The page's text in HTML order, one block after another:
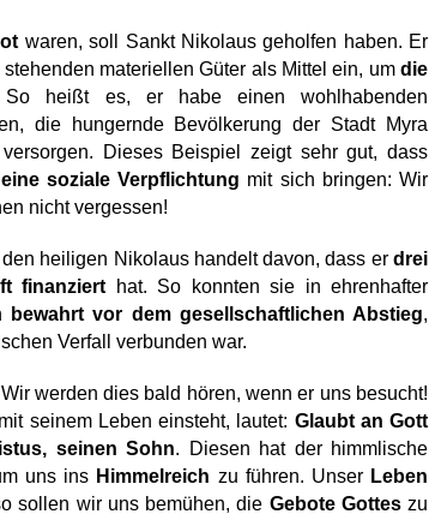
waren, soll Sankt Nikolaus geholfen haben. Er
materiellen Güter als Mittel ein, um die
heißt es, er habe einen wohlhabenden
die hungernde Bevölkerung der Stadt Myra
soziale Verpflichtung mit sich bringen: Wir
nicht vergessen!
heiligen Nikolaus handelt davon, dass er drei
finanziert hat. So konnten sie in ehrenhafter
bewahrt vor dem gesellschaftlichen Abstieg,
Verfall verbunden war.
seinem Leben einsteht, lautet: Glaubt an Gott
seinen Sohn. Diesen hat der himmlische
uns ins Himmelreich zu führen. Unser Leben
sollen wir uns bemühen, die Gebote Gottes zu